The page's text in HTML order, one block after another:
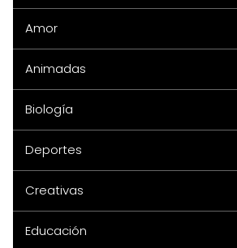
Amor
Animadas
Biología
Deportes
Creativas
Educación